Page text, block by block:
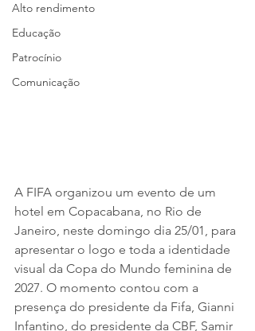
Alto rendimento
Educação
Patrocínio
Comunicação
A FIFA organizou um evento de um
hotel em Copacabana, no Rio de
Janeiro, neste domingo dia 25/01, para
apresentar o logo e toda a identidade
visual da Copa do Mundo feminina de
2027. O momento contou com a
presença do presidente da Fifa, Gianni
Infantino, do presidente da CBF, Samir